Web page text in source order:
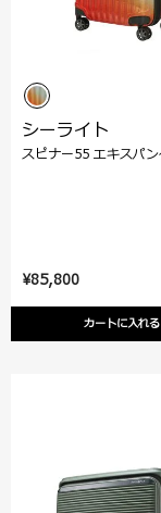
¥85,800
カートに入れる
シーライト
スピナー55 エキスパ